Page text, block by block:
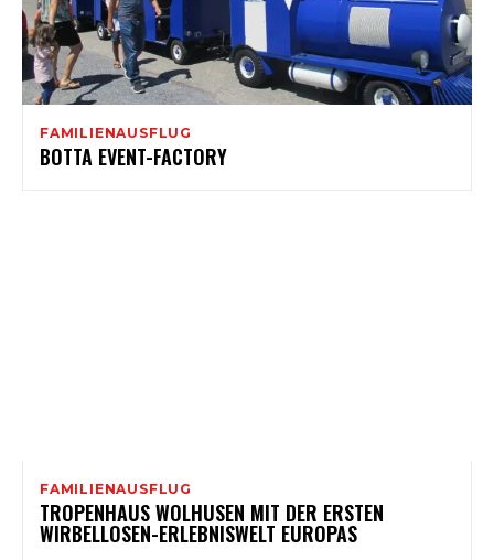
FAMILIENAUSFLUG
BOTTA EVENT-FACTORY
FAMILIENAUSFLUG
TROPENHAUS WOLHUSEN MIT DER ERSTEN
WIRBELLOSEN-ERLEBNISWELT EUROPAS